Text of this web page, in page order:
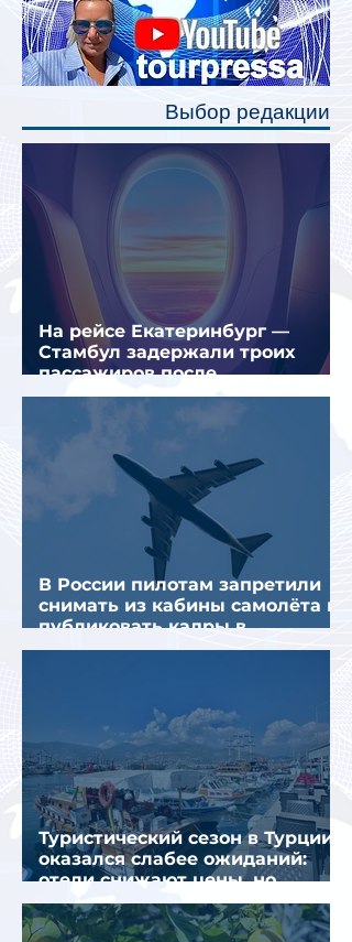
станут индивидуальные шторки у
каждого спального места. Они
позволят пассажирам закрыть свою
полку во время сна или отдыха,
Выбор редакции
На рейсе Екатеринбург —
Стамбул задержали троих
пассажиров после
предполагаемой серии краж
В России пилотам запретили
снимать из кабины самолёта и
публиковать кадры в
интернете
Туристический сезон в Турции
оказался слабее ожиданий:
отели снижают цены, но
загрузка остается низкой